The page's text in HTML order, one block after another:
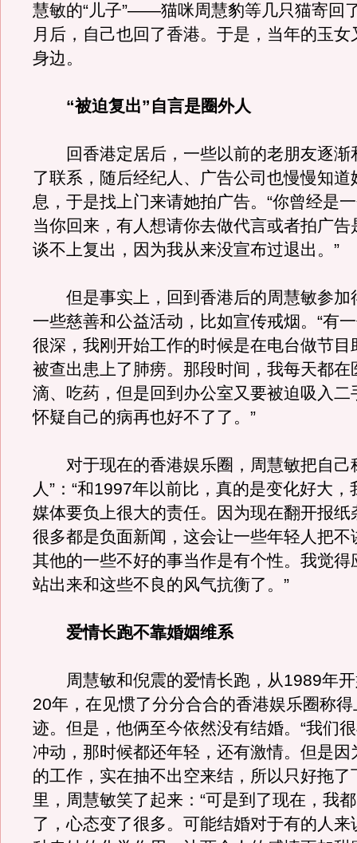
慧敏的“儿子”——猫咪周慧豹等几只猫寄回
月后，自己也回了香港。于是，当年的玉女
身边。
“被迫复出”自言是圈外人
回香港定居后，一些以前的老朋友逐渐
了联系，随后经纪人、广告公司也慢慢知道
息，于是找上门来请她拍广告。“你曾经是
当你回来，有人想请你去做代言或者拍广告
谈不上复出，因为我从来没宣布过退出。”
但是事实上，回到香港后的周慧敏参加
一些慈善和公益活动，比如宣传戒烟。“有
很深，我刚开始工作的时候是在电台做节目
被查出患上了肺痨。那段时间，我每天都在
滴、吃药，但是回到办公室又要被迫吸入二
怀疑自己的病再也好不了了。”
对于现在的香港娱乐圈，周慧敏把自己
人”：“和1997年以前比，真的是变化好大
媒体要负上很大的责任。因为现在翻开报纸
很多都是负面新闻，这会让一些年轻人把不
其他的一些不好的事当作是有个性。我觉得
站出来和这些不良的风气抗衡了。”
爱情长跑不靠婚姻维系
周慧敏和倪震的爱情长跑，从1989年开
20年，在见惯了分分合合的香港娱乐圈称
迹。但是，他俩至今依然没有结婚。“我们
冲动，那时候都还年轻，还有激情。但是因
的工作，实在抽不出空来结，所以只好拖了
里，周慧敏笑了起来：“可是到了现在，
了，心态变了很多。可能结婚对于有的人来